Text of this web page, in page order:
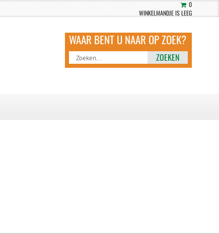
0
WINKELMANDJE IS LEEG
ZOEKEN